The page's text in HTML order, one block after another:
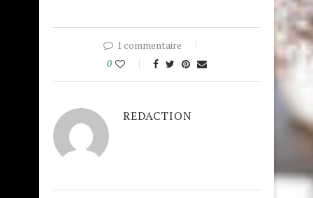
1 commentaire
0
REDACTION